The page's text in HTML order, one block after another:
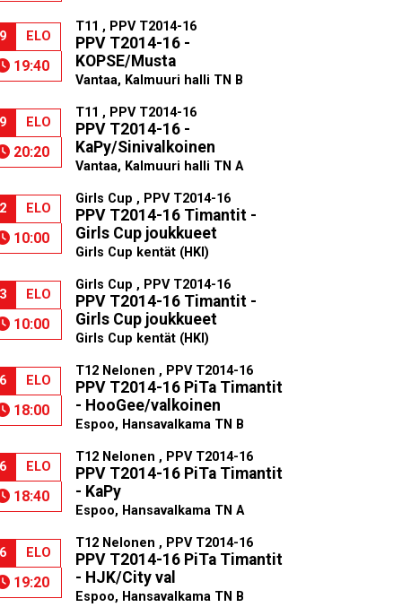
ELO
19:40
T11 , PPV T2014-16
PPV T2014-16 -
KOPSE/Musta
Vantaa, Kalmuuri halli TN B
ELO
20:20
T11 , PPV T2014-16
PPV T2014-16 -
KaPy/Sinivalkoinen
Vantaa, Kalmuuri halli TN A
ELO
10:00
Girls Cup , PPV T2014-16
PPV T2014-16 Timantit -
Girls Cup joukkueet
Girls Cup kentät (HKI)
ELO
10:00
Girls Cup , PPV T2014-16
PPV T2014-16 Timantit -
Girls Cup joukkueet
Girls Cup kentät (HKI)
ELO
18:00
T12 Nelonen , PPV T2014-16
PPV T2014-16 PiTa Timantit
- HooGee/valkoinen
Espoo, Hansavalkama TN B
ELO
18:40
T12 Nelonen , PPV T2014-16
PPV T2014-16 PiTa Timantit
- KaPy
Espoo, Hansavalkama TN A
ELO
19:20
T12 Nelonen , PPV T2014-16
PPV T2014-16 PiTa Timantit
- HJK/City val
Espoo, Hansavalkama TN B